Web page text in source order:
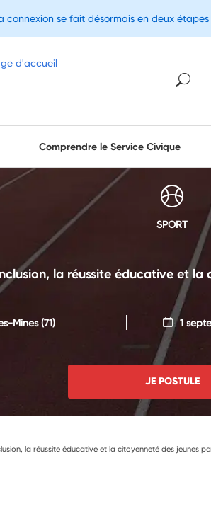
Comprendre le Service Civique
SPORT
la réussite éducative et
Mines(71) 1
JE POSTULE
la réussite éducative et la citoyenneté des jeunes
connexion se fait désormais en deux